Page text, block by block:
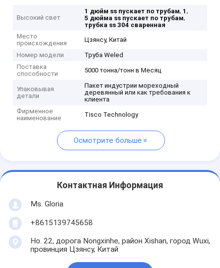
Высокий свет
1 дюйм ss пускает по трубам, 1,
5 дюйма ss пускает по трубам,
трубка ss 304 сваренная
Место
происхождения
Цзянсу, Китай
Номер модели
Труба Weled
Поставка
способности
5000 тонна/тонн в Месяц
Упаковывая
детали
Пакет индустрии мореходный
деревянный или как требования к
клиента
Фирменное
наименование
Tisco Technology
Осмотрите больше
Контактная Информация
Ms. Gloria
+8615139745658
Но. 22, дорога Nongxinhe, район Xishan, город Wuxi,
провинция Цзянсу, Китай